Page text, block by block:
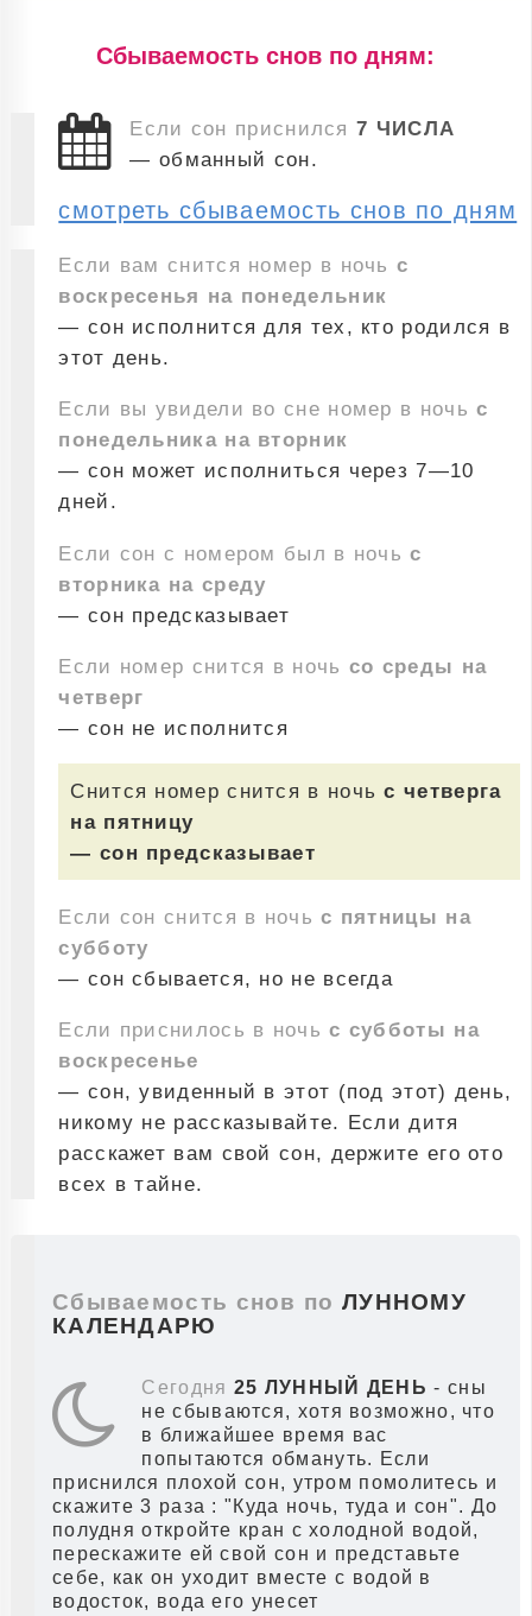
Cбываемость снов по дням:
Если сон приснился 7 ЧИСЛА
— обманный сон.
смотреть сбываемость снов по дням
Если вам снится номер в ночьс
воскресенья на понедельник
— сон исполнится для тех, кто родился в
этот день.
Если вы увидели во сне номер в ночьс
понедельника на вторник
— сон может исполниться через 7—10
дней.
Если сон с номером был в ночьс
вторника на среду
— сон предсказывает
Если номер снится в ночь со среды на
четверг
— сон не исполнится
Снится номер снится в ночьс четверга
на пятницу
— сон предсказывает
Если сон снится в ночьс пятницы на
субботу
— сон сбывается, но не всегда
Если приснилось в ночьс субботы на
воскресенье
— сон, увиденный в этот (под этот) день,
никому не рассказывайте. Если дитя
расскажет вам свой сон, держите его ото
всех в тайне.
Сбываемость снов по ЛУННОМУ
КАЛЕНДАРЮ
Сегодня 25 ЛУННЫЙ ДЕНЬ - сны
не сбываются, хотя возможно, что
в ближайшее время вас
попытаются обмануть. Если
приснился плохой сон, утром помолитесь и
скажите 3 раза : "Куда ночь, туда и сон". До
полудня откройте кран с холодной водой,
перескажите ей свой сон и представьте
себе, как он уходит вместе с водой в
водосток, вода его унесет